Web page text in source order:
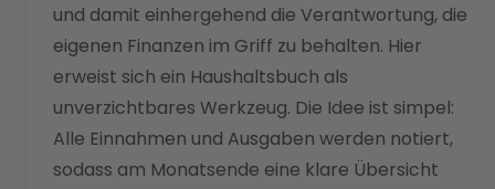
und damit einhergehend die Verantwortung, die
eigenen Finanzen im Griff zu behalten. Hier
erweist sich ein Haushaltsbuch als
unverzichtbares Werkzeug. Die Idee ist simpel:
Alle Einnahmen und Ausgaben werden notiert,
sodass am Monatsende eine klare Übersicht